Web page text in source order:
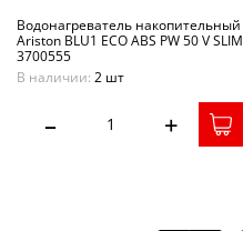
Водонагреватель накопительный
Ariston BLU1 ECO ABS PW 50 V SLIM
3700555
В наличии: 2 шт
– +